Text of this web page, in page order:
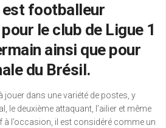
est footballeur
le club de Ligue 1
ainsi que pour
du Brésil.
jouer dans une variété de postes, y
le deuxième attaquant, l’ailier et même
à l’occasion, il est considéré comme un